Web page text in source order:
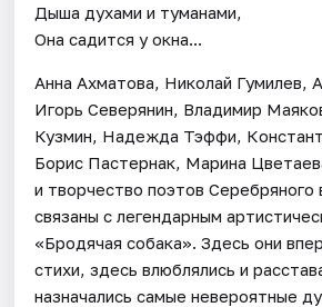
Дыша духами и туманами,
Она садится у окна...
Анна Ахматова, Николай Гумилев,
Игорь Северянин, Владимир
Кузмин, Надежда Тэффи,
Борис Пастернак, Марина
и творчество поэтов Серебряного
связаны с легендарным
«Бродячая собака». Здесь они
стихи, здесь влюблялись и
назначались самые невероятные